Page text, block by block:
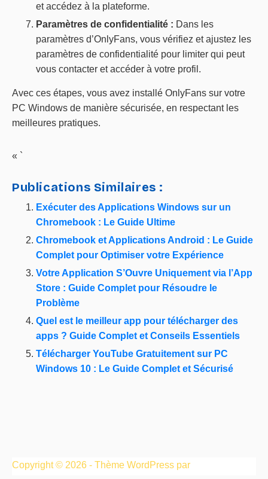
et accédez à la plateforme.
Paramètres de confidentialité : Dans les
paramètres d’OnlyFans, vous vérifiez et ajustez les
paramètres de confidentialité pour limiter qui peut
vous contacter et accéder à votre profil.
Avec ces étapes, vous avez installé OnlyFans sur votre
PC Windows de manière sécurisée, en respectant les
meilleures pratiques.
« `
Publications Similaires :
Exécuter des Applications Windows sur un
Chromebook : Le Guide Ultime
Chromebook et Applications Android : Le Guide
Complet pour Optimiser votre Expérience
Votre Application S’Ouvre Uniquement via l’App
Store : Guide Complet pour Résoudre le
Problème
Quel est le meilleur app pour télécharger des
apps ? Guide Complet et Conseils Essentiels
Télécharger YouTube Gratuitement sur PC
Windows 10 : Le Guide Complet et Sécurisé
Copyright © 2026 - Thème WordPress par